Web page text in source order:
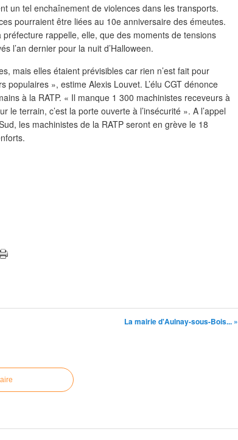
un tel enchaînement de violences dans les transports.
pourraient être liées au 10e anniversaire des émeutes.
préfecture rappelle, elle, que des moments de tensions
l’an dernier pour la nuit d’Halloween.
mais elles étaient prévisibles car rien n’est fait pour
populaires », estime Alexis Louvet. L’élu CGT dénonce
à la RATP. « Il manque 1 300 machinistes receveurs à
le terrain, c’est la porte ouverte à l’insécurité ». A l’appel
les machinistes de la RATP seront en grève le 18
La mairie d'Aulnay-sous-Bois... »